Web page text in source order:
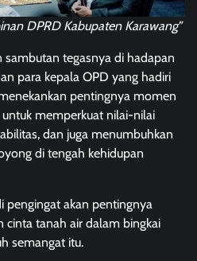
DPRD Kabupaten Karawang”
sambutan tegasnya di hadapan
para kepala OPD yang hadiri
pentingnya momen
memperkuat nilai-nilai
dan juga menumbuhkan
di tengah kehidupan
pengingat akan pentingnya
cinta tanah air dalam bingkai
semangat itu.